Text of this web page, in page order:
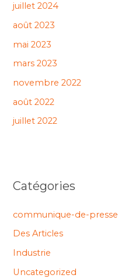
juillet 2024
août 2023
mai 2023
mars 2023
novembre 2022
août 2022
juillet 2022
Catégories
communique-de-presse
Des Articles
Industrie
Uncategorized